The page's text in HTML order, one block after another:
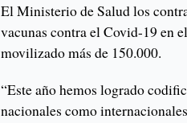
El Ministerio de Salud los
vacunas contra el Covid-19 en
movilizado más de 150.000.
“Este año hemos logrado
nacionales como